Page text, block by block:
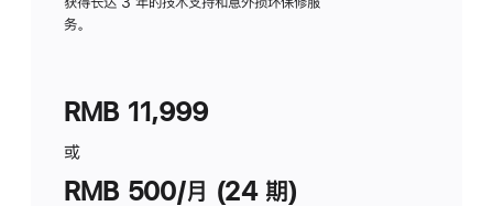
务。
RMB 11,999
或
RMB 500/月 (24 期)